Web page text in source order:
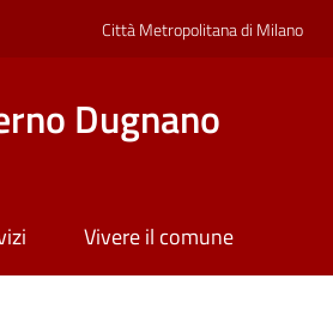
Città Metropolitana di Milano
Dugnano
Vivere il comune